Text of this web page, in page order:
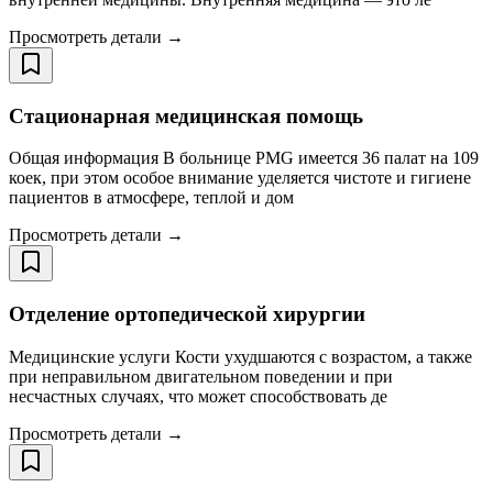
Просмотреть детали →
Стационарная медицинская помощь
Общая информация В больнице PMG имеется 36 палат на 109
коек, при этом особое внимание уделяется чистоте и гигиене
пациентов в атмосфере, теплой и дом
Просмотреть детали →
Отделение ортопедической хирургии
Медицинские услуги Кости ухудшаются с возрастом, а также
при неправильном двигательном поведении и при
несчастных случаях, что может способствовать де
Просмотреть детали →